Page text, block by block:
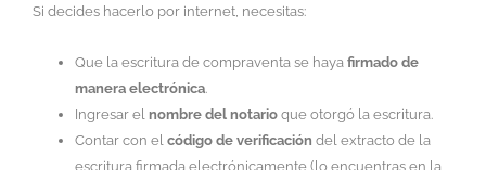
Si decides hacerlo por internet, necesitas:
Que la escritura de compraventa se haya firmado de
manera electrónica.
Ingresar el nombre del notario que otorgó la escritura.
Contar con el código de verificación del extracto de la
escritura firmada electrónicamente (lo encuentras en la